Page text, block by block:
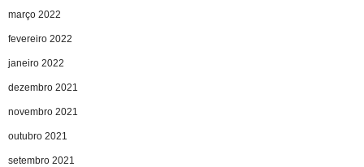
março 2022
fevereiro 2022
janeiro 2022
dezembro 2021
novembro 2021
outubro 2021
setembro 2021